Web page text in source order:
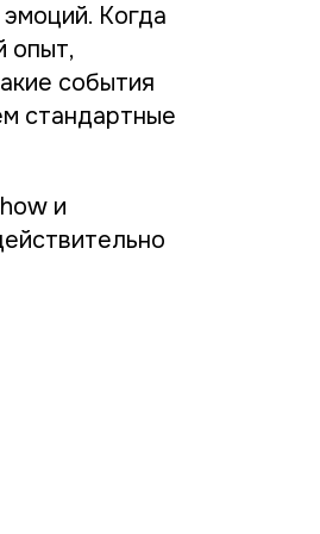
Когда
опыт,
события
стандартные
и